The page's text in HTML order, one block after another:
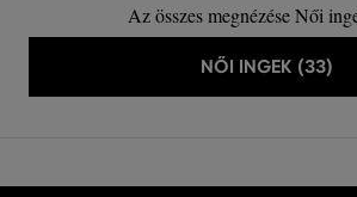
Az összes megnézése Női
NŐI INGEK (33)